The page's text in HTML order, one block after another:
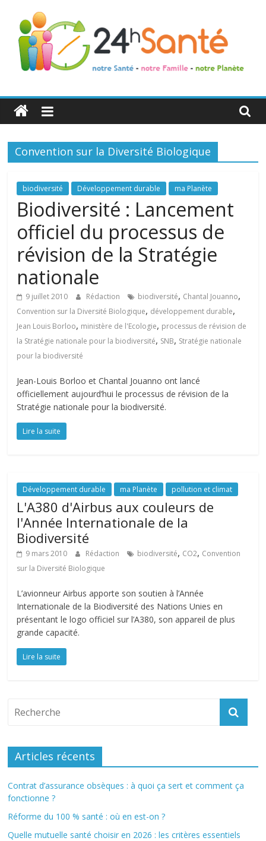
24h
Santé
La
de
toute
famille
Convention sur la Diversité Biologique
biodiversité Développement durable ma Planète
Biodiversité : Lancement
officiel du processus de
révision de la Stratégie
nationale
9 juillet 2010 Rédaction biodiversité, Chantal Jouanno,
Convention sur la Diversité Biologique, développement durable,
Jean Louis Borloo, ministère de l'Ecologie, processus de révision de
la Stratégie nationale pour la biodiversité, SNB, Stratégie nationale
pour la biodiversité
Jean-Louis Borloo et Chantal Jouanno ont lancé
officiellement aujourd’hui le processus de révision de la
Stratégie nationale pour la biodiversité.
Lire la suite
Développement durable ma Planète pollution et climat
L'A380 d'Airbus aux couleurs de
l'Année Internationale de la
Biodiversité
9 mars 2010 Rédaction biodiversité, CO2, Convention
sur la Diversité Biologique
L’avionneur Airbus apporte son soutien à l’Année
Internationale de la Biodiversité des Nations Unies en
présentant le logo officiel sur l’A380, son appareil de plus
grande capacité.
Lire la suite
Articles récents
Contrat d’assurance obsèques : à quoi ça sert et comment ça
fonctionne ?
Réforme du 100 % santé : où en est-on ?
Quelle mutuelle santé choisir en 2026 : les critères essentiels